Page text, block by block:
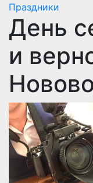
Праздники
День
и